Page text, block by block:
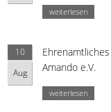
weiterlesen
10
Aug
Amando e.V.
weiterlesen